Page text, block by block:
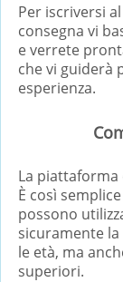
Per iscriversi
consegna vi
e verrete
che vi guiderà
esperienza.
La
È così
possono
sicuramente
le età, ma
superiori.